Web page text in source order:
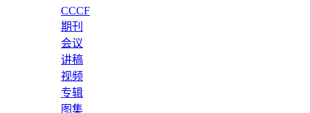
CCCF
期刊
会议
讲稿
视频
专辑
图集